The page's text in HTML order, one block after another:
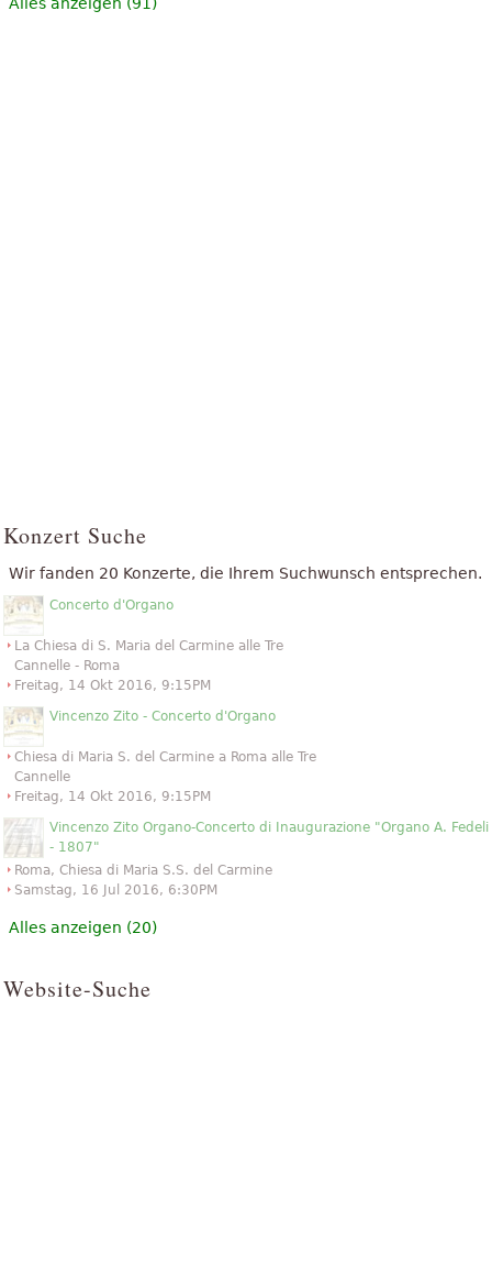
Konzert Suche
Wir fanden 20 Konzerte, die Ihrem Suchwunsch entsprechen.
Concerto d'Organo
La Chiesa di S. Maria del Carmine alle Tre
Cannelle - Roma
Freitag, 14 Okt 2016, 9:15PM
Vincenzo Zito - Concerto d'Organo
Chiesa di Maria S. del Carmine a Roma alle Tre
Cannelle
Freitag, 14 Okt 2016, 9:15PM
Vincenzo Zito Organo-Concerto di Inaugurazione "Organo A. Fedeli
- 1807"
Roma, Chiesa di Maria S.S. del Carmine
Samstag, 16 Jul 2016, 6:30PM
Alles anzeigen (20)
Website-Suche